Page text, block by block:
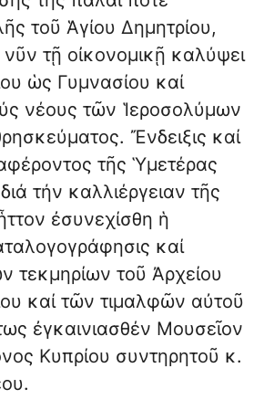
τοῦ Ἁγίου Δημητρίου,
τῇ οἰκονομικῇ καλύψει
ὡς Γυμνασίου καί
νέους τῶν Ἱεροσολύμων
Ἔνδειξις καί
τῆς Ὑμετέρας
τήν καλλιέργειαν τῆς
ἐσυνεχίσθη ἡ
καί
τεκμηρίων τοῦ Ἀρχείου
καί τῶν τιμαλφῶν αὐτοῦ
ἐγκαινιασθέν Μουσεῖον
Κυπρίου συντηρητοῦ κ.